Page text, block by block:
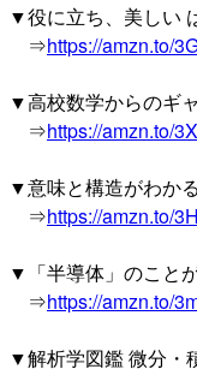
▼役に立ち、美しい
⇒https://amzn.to/
▼高校数学からのギ
⇒https://amzn.to/
▼意味と構造がわか
⇒https://amzn.to/
▼「半導体」のこと
⇒https://amzn.to/
▼解析学図鑑 微分・